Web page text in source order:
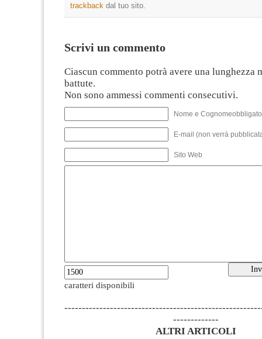
trackback dal tuo sito.
Scrivi un commento
Ciascun commento potrà avere una lunghezza
battute.
Non sono ammessi commenti consecutivi.
Nome e
E-mail (non verrà
Sito Web
caratteri disponibili
-------------
ALTRI ARTICOLI